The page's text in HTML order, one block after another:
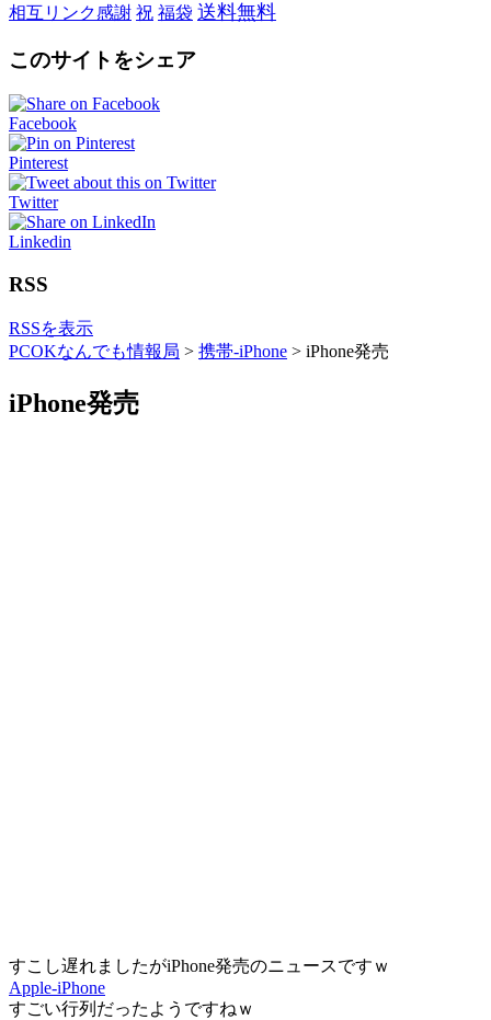
相互リンク感謝 祝 福袋 送料無料
このサイトをシェア
Facebook
Pinterest
Twitter
Linkedin
RSS
RSSを表示
PCOKなんでも情報局 > 携帯-iPhone > iPhone発売
iPhone発売
すこし遅れましたがiPhone発売のニュースですｗ
Apple-iPhone
すごい行列だったようですねｗ